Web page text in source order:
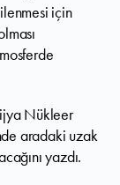
için
Nükleer
aradaki uzak
yazdı.